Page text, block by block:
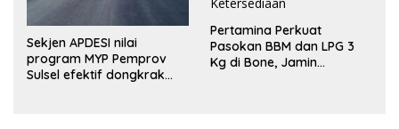
Sekjen APDESI nilai
program MYP Pemprov
Sulsel efektif dongkrak
Pertamina Perkuat
Pasokan BBM dan LPG 3
Kg di Bone, Jamin